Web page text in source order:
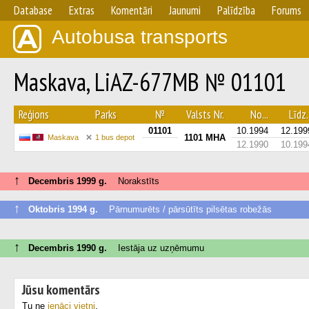
Database Extras Komentāri Jaunumi Palīdzība Forums
Autobusa transports
Maskava, LiAZ-677MB № 01101
Reģions Parks № Valsts Nr. No...
Maskava 1 bus depot
01101
1101 МНА
10.1994
12.1990
↑ Decembris 1999 g. Norakstīts
↑ Oktobris 1994 g. Pārnumurēts / pārsūtīts pilsētas robežās
↑ Decembris 1990 g. Iestāja uz uzņēmumu
Jūsu komentārs
Tu ne ienāci vietni.